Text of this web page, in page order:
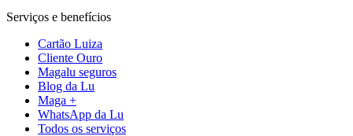
Serviços e benefícios
Cartão Luiza
Cliente Ouro
Magalu seguros
Blog da Lu
Maga +
WhatsApp da Lu
Todos os serviços